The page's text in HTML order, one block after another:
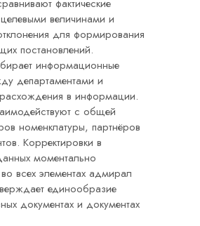
фактические
величинами и
для формирования
постановлений.
информационные
департаментами и
в информации.
с общей
номенклатуры, партнёров
Корректировки в
моментально
всех элементах адмирал
единообразие
документах и документах